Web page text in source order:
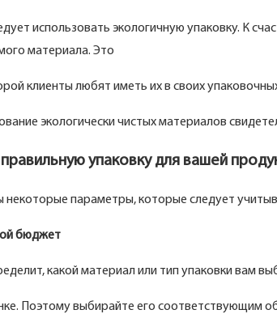
использовать экологичную упаковку. К
материала. Это
клиенты любят иметь их в своих
экологически чистых материалов
упаковку для вашей
некоторые параметры, которые следует
бюджет
какой материал или тип упаковки вам
Поэтому выбирайте его соответствующим